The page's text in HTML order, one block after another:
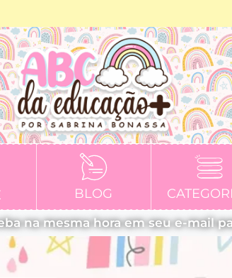
BLOG
na mesma hora em seu e-mail